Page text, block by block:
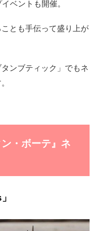
ベントも開催。
とも手伝って盛り上が
ンブティック」でもネ
・ボーテ』ネ